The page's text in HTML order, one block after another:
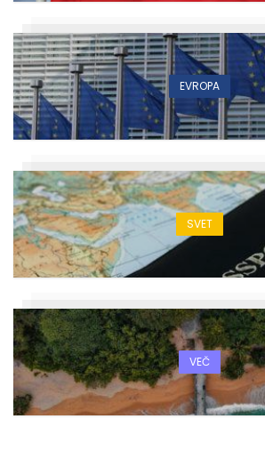
EVROPA
SVET
VEČ